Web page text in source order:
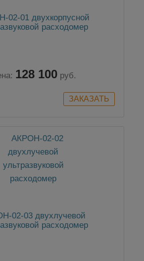
02-01 двухкорпусной
расходомер
128 100 руб.
02-03 двухлучевой
расходомер